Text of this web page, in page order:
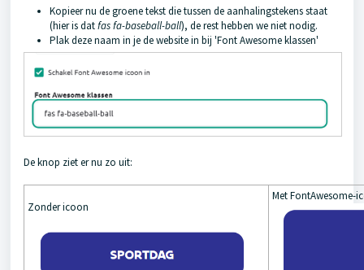
Kopieer nu de groene tekst die tussen de aanhalingstekens staat
(hier is datfas fa-baseball-ball), de rest hebben we niet nodig.
Plak deze naam in je de website in bij 'Font Awesome klassen'
De knop ziet er nu zo uit:
Zonder icoon
Met FontAwesome-